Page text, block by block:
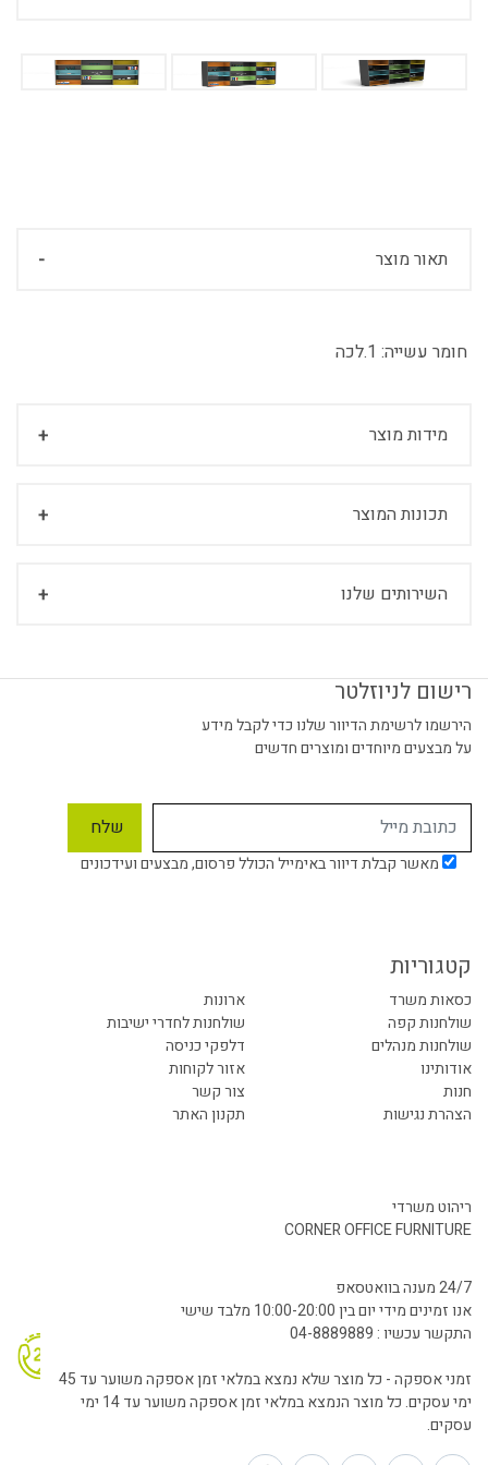
תאור מוצר
חומר עשייה: 1.לכה
מידות מוצר
תכונות המוצר
השירותים שלנו
רישום לניוזלטר
הירשמו לרשימת הדיוור שלנו כדי לקבל מידע
על מבצעים מיוחדים ומוצרים חדשים
מאשר קבלת דיוור באימייל הכולל פרסום, מבצעים ועידכונים
קטגוריות
כסאות משרד
ארונות
שולחנות קפה
שולחנות לחדרי ישיבות
שולחנות מנהלים
דלפקי כניסה
אודותינו
אזור לקוחות
חנות
צור קשר
הצהרת נגישות
תקנון האתר
ריהוט משרדי
CORNER OFFICE FURNITURE
24/7 מענה בוואטסאפ
אנו זמינים מידי יום בין 10:00-20:00 מלבד שישי
התקשר עכשיו : 04-8889889
זמני אספקה - כל מוצר שלא נמצא במלאי זמן אספקה משוער עד 45
ימי עסקים. כל מוצר הנמצא במלאי זמן אספקה משוער עד 14 ימי
עסקים.